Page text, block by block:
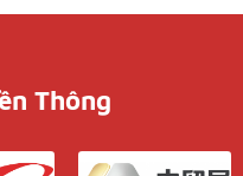
Thông